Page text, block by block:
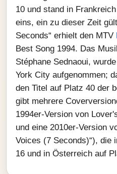
10 und stand in
eins, ein zu dieser Zeit
Seconds“ erhielt den MTV
Best Song 1994. Das
Stéphane Sednaoui,
York City aufgenommen;
den Titel auf Platz 40 der
gibt mehrere
1994er-Version von
und eine 2010er-Version
Voices (7 Seconds)“), die
16 und in Österreich auf